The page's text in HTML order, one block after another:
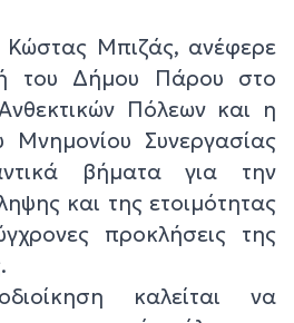
Μπιζάς, ανέφερε
του Δήμου Πάρου στο
Πόλεων και η
Μνημονίου Συνεργασίας
βήματα για την
και της ετοιμότητας
προκλήσεις της
καλείται να